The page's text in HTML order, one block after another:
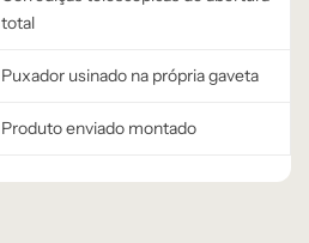
total
Puxador usinado na própria gaveta
Produto enviado montado